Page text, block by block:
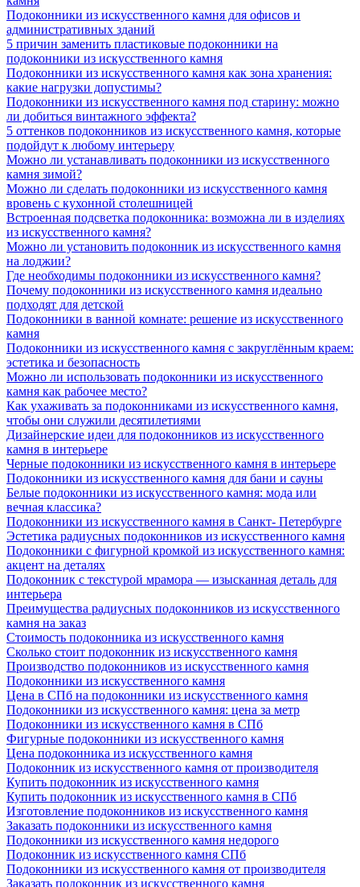
Подоконники из искусственного камня для офисов и
административных зданий
5 причин заменить пластиковые подоконники на
подоконники из искусственного камня
Подоконники из искусственного камня как зона хранения:
какие нагрузки допустимы?
Подоконники из искусственного камня под старину: можно
ли добиться винтажного эффекта?
5 оттенков подоконников из искусственного камня, которые
подойдут к любому интерьеру
Можно ли устанавливать подоконники из искусственного
камня зимой?
Можно ли сделать подоконники из искусственного камня
вровень с кухонной столешницей
Встроенная подсветка подоконника: возможна ли в изделиях
из искусственного камня?
Можно ли установить подоконник из искусственного камня
на лоджии?
Где необходимы подоконники из искусственного камня?
Почему подоконники из искусственного камня идеально
подходят для детской
Подоконники в ванной комнате: решение из искусственного
камня
Подоконники из искусственного камня с закруглённым краем:
эстетика и безопасность
Можно ли использовать подоконники из искусственного
камня как рабочее место?
Как ухаживать за подоконниками из искусственного камня,
чтобы они служили десятилетиями
Дизайнерские идеи для подоконников из искусственного
камня в интерьере
Черные подоконники из искусственного камня в интерьере
Подоконники из искусственного камня для бани и сауны
Белые подоконники из искусственного камня: мода или
вечная классика?
Подоконники из искусственного камня в Санкт- Петербурге
Эстетика радиусных подоконников из искусственного камня
Подоконники с фигурной кромкой из искусственного камня:
акцент на деталях
Подоконник с текстурой мрамора — изысканная деталь для
интерьера
Преимущества радиусных подоконников из искусственного
камня на заказ
Стоимость подоконника из искусственного камня
Сколько стоит подоконник из искусственного камня
Производство подоконников из искусственного камня
Подоконники из искусственного камня
Цена в СПб на подоконники из искусственного камня
Подоконники из искусственного камня: цена за метр
Подоконники из искусственного камня в СПб
Фигурные подоконники из искусственного камня
Цена подоконника из искусственного камня
Подоконник из искусственного камня от производителя
Купить подоконник из искусственного камня
Купить подоконник из искусственного камня в СПб
Изготовление подоконников из искусственного камня
Заказать подоконники из искусственного камня
Подоконники из искусственного камня недорого
Подоконник из искусственного камня СПб
Подоконники из искусственного камня от производителя
Заказать подоконник из искусственного камня